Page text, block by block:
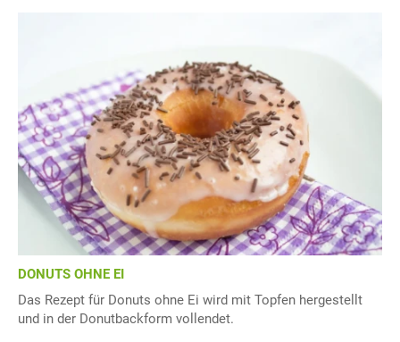
DONUTS OHNE EI
Das Rezept für Donuts ohne Ei wird mit Topfen hergestellt
und in der Donutbackform vollendet.